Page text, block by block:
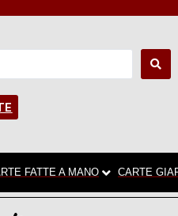
FATTE A MANO CARTE